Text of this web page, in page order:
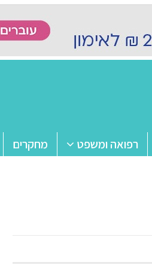
רפואה ומשפט מחקרים